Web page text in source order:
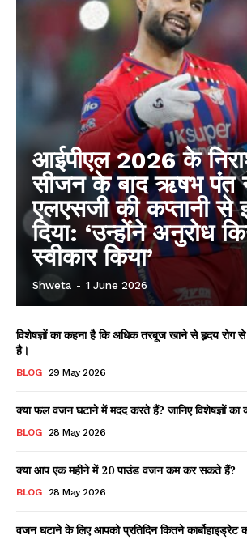
आईपीएल 2026 के
सीजन के बाद ऋषभ पंत
एलएसजी की कप्तानी से
दिया: ‘उन्होंने अनुरोध
स्वीकार किया’
Shweta - 1 June 2026
विशेषज्ञों का कहना है कि अधिक तरबूज खाने से हृदय रोग
है।
BLOG 29 May 2026
क्या फल वजन घटाने में मदद करते हैं? जानिए विशेषज्ञों का
BLOG 28 May 2026
क्या आप एक महीने में 20 पाउंड वजन कम कर सकते हैं?
BLOG 28 May 2026
वजन घटाने के लिए आपको प्रतिदिन कितने कार्बोहाइड्रेट